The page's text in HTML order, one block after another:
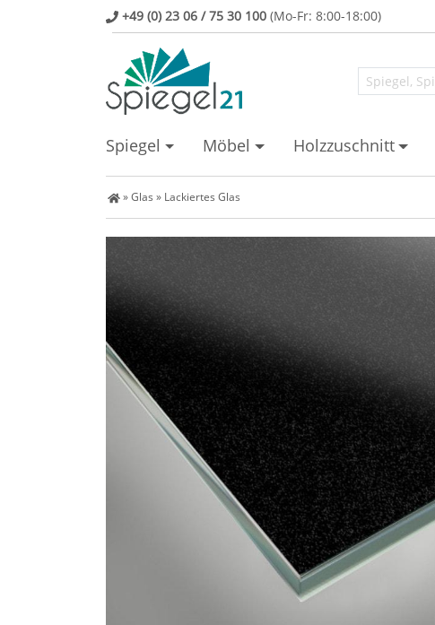
+49 (0) 23 06 / 75 30 100 (Mo-Fr: 8:00-18:00)
Spiegel Möbel Holzzuschnitt
Spiegel Shop
»Glas » Lackiertes Glas